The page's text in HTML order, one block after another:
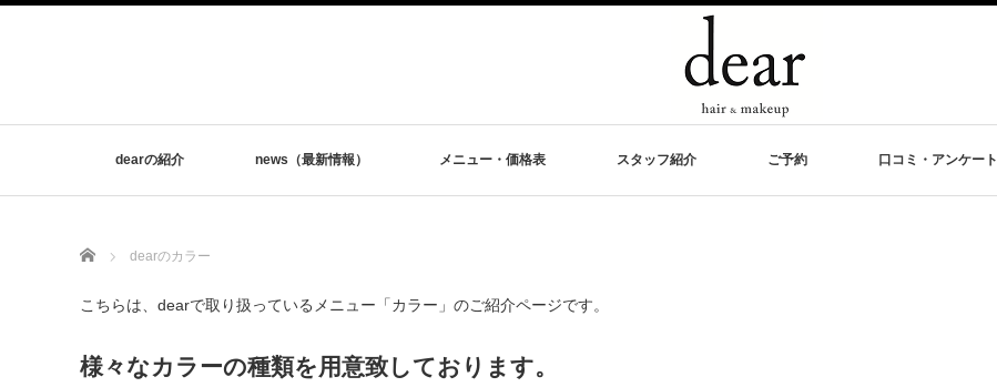
dearの紹介 news（最新情報） メニュー・価格表 スタッフ紹介 ご予約 口コミ・アンケート
Home dearのカラー
こちらは、dearで取り扱っているメニュー「カラー」のご紹介ページです。
様々なカラーの種類を用意致しております。